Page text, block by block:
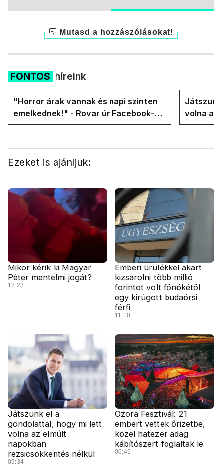
Mutasd a hozzászólásokat!
FONTOS híreink
"Horror árak vannak és napi szinten
emelkednek!" - Rovar úr Facebook-
oldalán lázadnak a Tiszások
volna az
Ezeket is ajánljuk:
Mikor kérik ki Magyar
Péter mentelmi jogát?
12:23
Emberi ürülékkel akart
kizsarolni több millió
forintot volt főnökétől
egy kirúgott budaörsi
férfi
11:10
Játszunk el a
gondolattal, hogy mi lett
volna az elmúlt
napokban
rezsicsökkentés nélkül
09:34
Ozora Fesztivál: 21
embert vettek őrizetbe,
közel hatezer adag
kábítószert foglaltak le
06:45